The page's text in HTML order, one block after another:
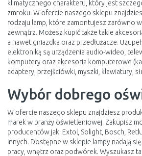
klimatycznego charakteru, który jest
zmroku. W ofercie naszego sklepu
rodzaju lamp, które zamontujesz zarówno
zewnątrz. Możesz kupić także takie
a nawet gniazdka oraz przedłużacze.
elektroniką są urządzenia audio-wideo,
komputery oraz akcesoria komputerowe
adaptery, przejściówki, myszki, klawiatury,
Wybór dobrego
W ofercie naszego sklepu znajdziesz
marek w branży oświetleniowej. Zakupisz
producentów jak: Extol, Solight, Bosch,
innych. Dostępne w sklepie lampy nadają
pracy, wnętrz oraz podwórek. Wyszukasz